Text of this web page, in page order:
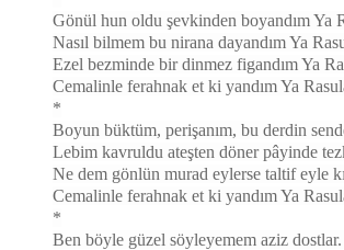
Gönül hun oldu şevkinden boyandım Ya
Nasıl bilmem bu nirana dayandım Ya
Ezel bezminde bir dinmez figandım Ya
Cemalinle ferahnak et ki yandım Ya
*
Boyun büktüm, perişanım, bu derdin
Lebim kavruldu ateşten döner pâyinde
Ne dem gönlün murad eylerse taltif eyle
Cemalinle ferahnak et ki yandım Ya
*
Ben böyle güzel söyleyemem aziz